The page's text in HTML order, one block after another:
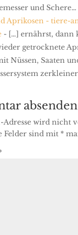
und Schere…
Aprikosen - tiere-
- […] ernährst, dann
getrocknete
Nüssen, Saaten
absenden
Adresse wird nicht
Felder sind mit *